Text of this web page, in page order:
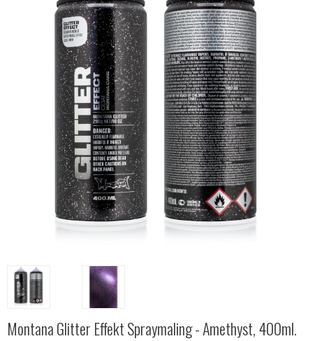
Montana Glitter Effekt Spraymaling - Amethyst, 400ml.